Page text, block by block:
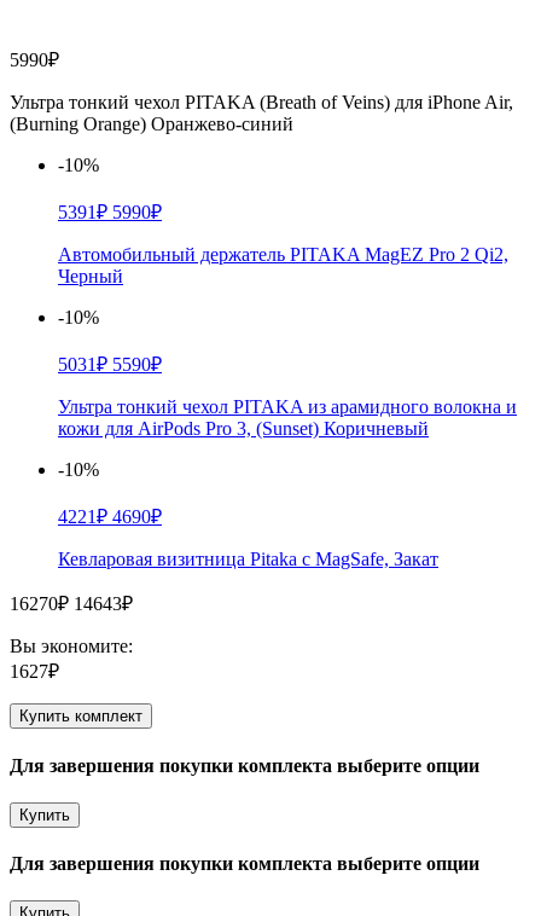
5990₽
Ультра тонкий чехол PITAKA (Breath of Veins) для iPhone Air,
(Burning Orange) Оранжево-синий
-10%
5391₽ 5990₽
Автомобильный держатель PITAKA MagEZ Pro 2 Qi2,
Черный
-10%
5031₽ 5590₽
Ультра тонкий чехол PITAKA из арамидного волокна и
кожи для AirPods Pro 3, (Sunset) Коричневый
-10%
4221₽ 4690₽
Кевларовая визитница Pitaka с MagSafe, Закат
16270₽ 14643₽
Вы экономите:
1627₽
Купить комплект
Для завершения покупки комплекта выберите опции
Купить
Для завершения покупки комплекта выберите опции